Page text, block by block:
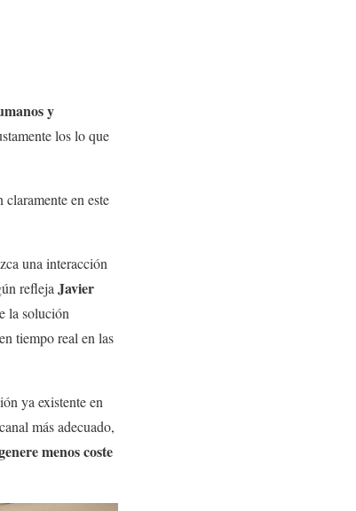
y
los lo que
en este
una interacción
reflejaJavier
la solución
tiempo real en las
ya existente en
más adecuado,
menos coste